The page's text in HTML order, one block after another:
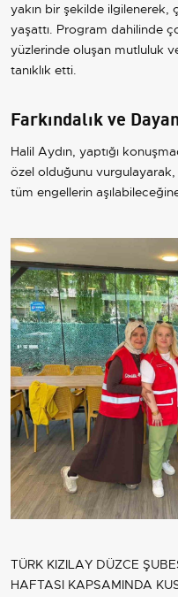
yakın bir şekilde ilgilenerek,
yaşattı. Program dahilinde
yüzlerinde oluşan mutluluk
tanıklık etti.
Farkındalık ve
Halil Aydın, yaptığı
özel olduğunu vurgulayarak,
tüm engellerin
TÜRK KIZILAY DÜZCE
HAFTASI KAPSAMINDA